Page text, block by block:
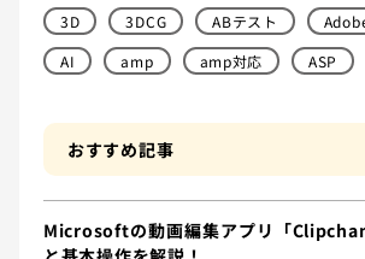
3D 3DCG ABテスト
AI
amp amp対応 ASP
おすすめ記事
Microsoftの動画編集アプリ「